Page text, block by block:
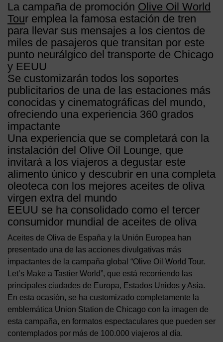
La campaña de promoción Olive Oil World
Tour emplea la famosa estación de tren
para llevar sus mensajes a los cientos de
miles de pasajeros que transitan por este
punto neurálgico del transporte de Chicago
y EEUU
Se customizarán todos los soportes
publicitarios de una de las estaciones más
conocidas y cinematográficas del mundo,
ofreciendo una experiencia 360 grados
impactante
Una experiencia que se completará con la
instalación del Olive Oil Lounge, que
invitará a los viajeros a degustar este
alimento único y descubrir en una completa
oleoteca con los mejores aceites de oliva
virgen extra del mundo
EEUU se ha consolidado como el tercer
consumidor mundial de aceites de oliva
Aceites de Oliva de España y la Unión Europea han
presentado una de las acciones divulgativas más
impactantes de la campaña global “Olive Oil World Tour.
Let’s Make a Tastier World”, que está recorriendo las
principales ciudades de Europa, Estados Unidos y Asia.
En esta ocasión, se ha customizado completamente la
emblemática Union Station de Chicago con la imagen de
esta campaña, en formatos espectaculares que pueden ser
contemplados por más de 100.000 viajeros al día.